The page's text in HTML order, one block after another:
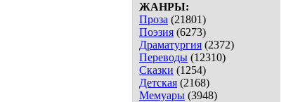
ЖАНРЫ:
Проза (21801)
Поэзия (6273)
Драматургия (2372)
Переводы (12310)
Сказки (1254)
Детская (2168)
Мемуары (3948)